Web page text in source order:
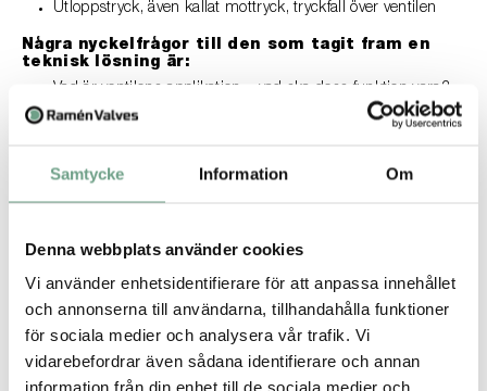
Samtycke Information Om
Denna webbplats använder cookies
Vi använder enhetsidentifierare för att anpassa innehållet
och annonserna till användarna, tillhandahålla funktioner
för sociala medier och analysera vår trafik. Vi
vidarebefordrar även sådana identifierare och annan
information från din enhet till de sociala medier och
Utloppstryck, även kallat mottryck, tryckfall över ventilen
Några nyckelfrågor till den som tagit fram en
teknisk lösning är:
Vad är ventilens applikation – vad ska dess funktion vara?
I vilken miljö ska ventilen användas och vilka krav ställer
koncentration har det?
Finns det krav på certifikat och märkning av produkterna, i
så fall vilka?
Håll rätt teknisk nivå